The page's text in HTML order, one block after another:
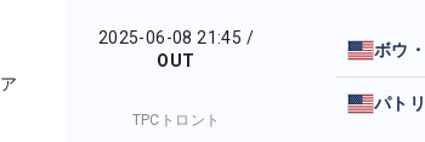
2025-06-08 21:45 /
OUT
TPCトロント
ボウ
パト